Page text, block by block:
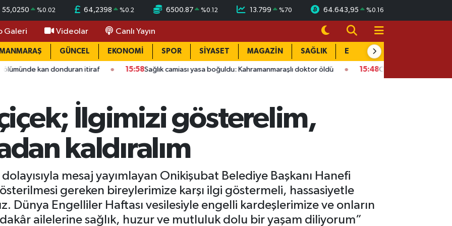
55,0250 %0.02 64,2398 %0.2 6500.87 %0.12 13.799 %70 64.643,95 %0.16
Galeri Videolar Canlı Yayın
GÜNCEL EKONOMİ SPOR SİYASET MAGAZİN SAĞLIK EĞİTİM
donduran itiraf 15:58 Sağlık camiası yasa boğuldu: Kahramanmaraşlı doktor öldü 15:48 Onikişubat’ta ücretsiz üniversite
İlgimizi gösterelim,
kaldıralım
mesaj yayımlayan Onikişubat Belediye Başkanı Hanefi
gereken bireylerimize karşı ilgi göstermeli, hassasiyetle
Dünya Engelliler Haftası vesilesiyle engelli kardeşlerimize ve onların
ailelerine sağlık, huzur ve mutluluk dolu bir yaşam diliyorum”